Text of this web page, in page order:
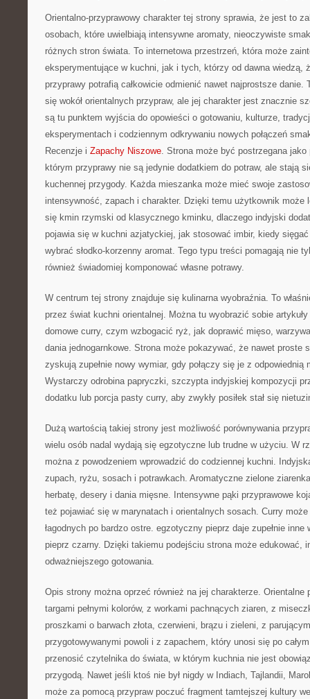
Orientalno-przyprawowy charakter tej strony sprawia, że jest to
osobach, które uwielbiają intensywne aromaty, nieoczywiste
różnych stron świata. To internetowa przestrzeń, która może
eksperymentujące w kuchni, jak i tych, którzy od dawna wiedzą,
przyprawy potrafią całkowicie odmienić nawet najprostsze danie.
się wokół orientalnych przypraw, ale jej charakter jest znacznie
są tu punktem wyjścia do opowieści o gotowaniu, kulturze,
eksperymentach i codziennym odkrywaniu nowych połączeń
Recenzje i Zapachy Niszowe. Strona może być postrzegana
którym przyprawy nie są jedynie dodatkiem do potraw, ale stają
kuchennej przygody. Każda mieszanka może mieć swoje
intensywność, zapach i charakter. Dzięki temu użytkownik może
się kmin rzymski od klasycznego kminku, dlaczego indyjski
pojawia się w kuchni azjatyckiej, jak stosować imbir, kiedy
wybrać słodko-korzenny aromat. Tego typu treści pomagają nie
również świadomiej komponować własne potrawy.
W centrum tej strony znajduje się kulinarna wyobraźnia. To
przez świat kuchni orientalnej. Można tu wyobrazić sobie
domowe curry, czym wzbogacić ryż, jak doprawić mięso,
dania jednogarnkowe. Strona może pokazywać, że nawet proste
zyskują zupełnie nowy wymiar, gdy połączy się je z odpowiednią
Wystarczy odrobina papryczki, szczypta indyjskiej kompozycji
dodatku lub porcja pasty curry, aby zwykły posiłek stał się
Dużą wartością takiej strony jest możliwość porównywania
wielu osób nadal wydają się egzotyczne lub trudne w użyciu. W
można z powodzeniem wprowadzić do codziennej kuchni.
zupach, ryżu, sosach i potrawkach. Aromatyczne zielone
herbatę, desery i dania mięsne. Intensywne pąki przyprawowe
też pojawiać się w marynatach i orientalnych sosach. Curry
łagodnych po bardzo ostre. egzotyczny pieprz daje zupełnie
pieprz czarny. Dzięki takiemu podejściu strona może edukować,
odważniejszego gotowania.
Opis strony można oprzeć również na jej charakterze. Orientalne
targami pełnymi kolorów, z workami pachnących ziaren, z
proszkami o barwach złota, czerwieni, brązu i zieleni, z
przygotowywanymi powoli i z zapachem, który unosi się po
przenosić czytelnika do świata, w którym kuchnia nie jest
przygodą. Nawet jeśli ktoś nie był nigdy w Indiach, Tajlandii,
może za pomocą przypraw poczuć fragment tamtejszej kultury